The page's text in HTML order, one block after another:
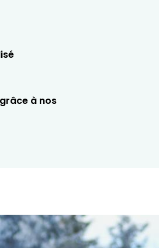
les réservations. Ces
de profiter
directement sur les
à nos